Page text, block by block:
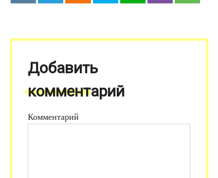
Добавить
комментарий
Комментарий